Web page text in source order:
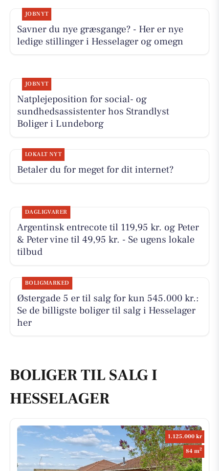
JOBNYT
Savner du nye græsgange? - Her er nye
ledige stillinger i Hesselager og omegn
JOBNYT
Natplejeposition for social- og
sundhedsassistenter hos Strandlyst
Boliger i Lundeborg
LOKALT NYT
Betaler du for meget for dit internet?
DAGLIGVARER
Argentinsk entrecote til 119,95 kr. og Peter
& Peter vine til 49,95 kr. - Se ugens lokale
tilbud
BOLIGMARKED
Østergade 5 er til salg for kun 545.000 kr.:
Se de billigste boliger til salg i Hesselager
her
BOLIGER TIL SALG I
HESSELAGER
1.125.000 kr
84 m2